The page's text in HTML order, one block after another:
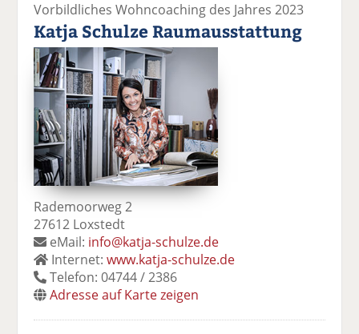
Vorbildliches Wohncoaching des Jahres 2023
Katja Schulze Raumausstattung
Rademoorweg 2
27612 Loxstedt
eMail: info@katja-schulze.de
Internet:www.katja-schulze.de
Telefon: 04744 / 2386
Adresse auf Karte zeigen